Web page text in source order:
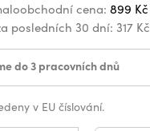
cena: 899 Kč
posledních 30 dní: 317 Kč
do 3 pracovních dnů
v EU číslování.